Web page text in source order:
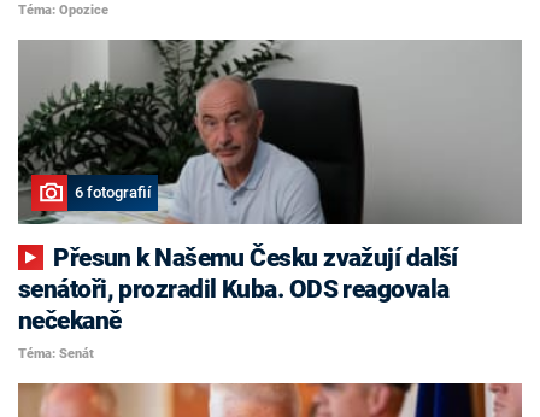
Téma: Opozice
6 fotografií
senátoři, prozradil Kuba. ODS reagovala
nečekaně
Téma: Senát